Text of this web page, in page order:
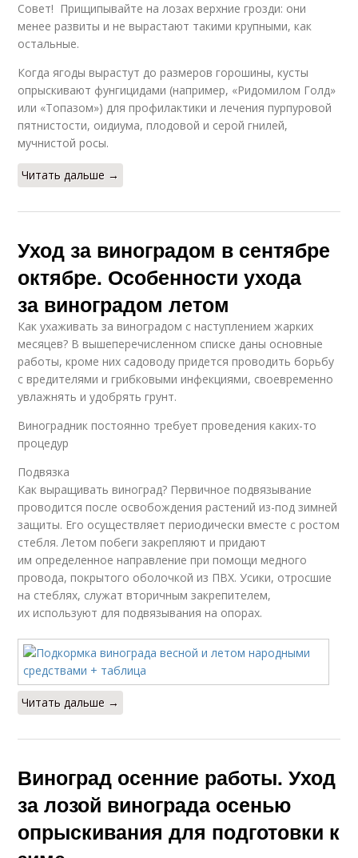
Совет! Прищипывайте на лозах верхние грозди: они
менее развиты и не вырастают такими крупными, как
остальные.
Когда ягоды вырастут до размеров горошины, кусты
опрыскивают фунгицидами (например, «Ридомилом Голд»
или «Топазом») для профилактики и лечения пурпуровой
пятнистости, оидиума, плодовой и серой гнилей,
мучнистой росы.
Читать дальше →
Уход за виноградом в сентябре
октябре. Особенности ухода
за виноградом летом
Как ухаживать за виноградом с наступлением жарких
месяцев? В вышеперечисленном списке даны основные
работы, кроме них садоводу придется проводить борьбу
с вредителями и грибковыми инфекциями, своевременно
увлажнять и удобрять грунт.
Виноградник постоянно требует проведения каких-то
процедур
Подвязка
Как выращивать виноград? Первичное подвязывание
проводится после освобождения растений из-под зимней
защиты. Его осуществляет периодически вместе с ростом
стебля. Летом побеги закрепляют и придают
им определенное направление при помощи медного
провода, покрытого оболочкой из ПВХ. Усики, отросшие
на стеблях, служат вторичным закрепителем,
их используют для подвязывания на опорах.
Читать дальше →
Виноград осенние работы. Уход
за лозой винограда осенью
опрыскивания для подготовки к